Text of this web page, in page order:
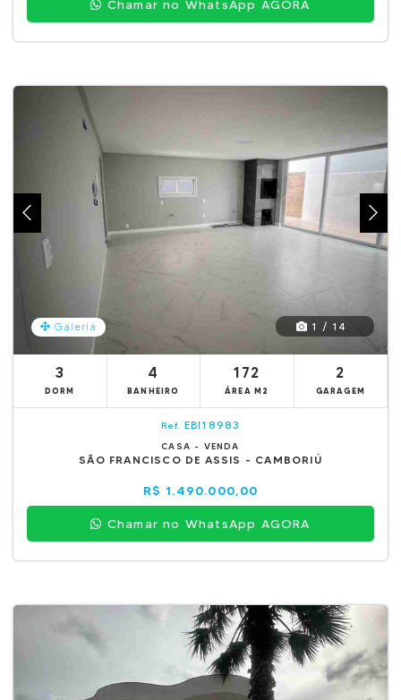
Chamar no WhatsApp AGORA
Galeria 1 / 14
3
DORM
4
BANHEIRO
172
ÁREA M2
2
GARAGEM
Ref. EBI18983
CASA - VENDA
SÃO FRANCISCO DE ASSIS - CAMBORIÚ
R$ 1.490.000,00
Chamar no WhatsApp AGORA